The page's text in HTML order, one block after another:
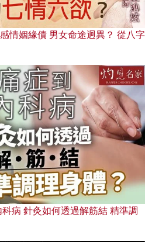
情姻緣債 男女命途迥異？ 從八字
病 針灸如何透過解筋結 精準調